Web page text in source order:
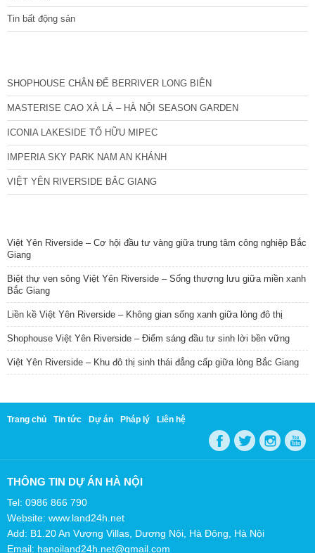
Tin bất động sản
SHOPHOUSE CHÂN ĐẾ BERRIVER LONG BIÊN
MASTERISE CAO XÀ LÁ – HÀ NỘI SEASON GARDEN
ICONIA LAKESIDE TỐ HỮU MIPEC
IMPERIA SKY PARK NAM AN KHÁNH
VIỆT YÊN RIVERSIDE BẮC GIANG
Việt Yên Riverside – Cơ hội đầu tư vàng giữa trung tâm công nghiệp Bắc
Giang
Biệt thự ven sông Việt Yên Riverside – Sống thượng lưu giữa miền xanh
Bắc Giang
Liền kề Việt Yên Riverside – Không gian sống xanh giữa lòng đô thị
Shophouse Việt Yên Riverside – Điểm sáng đầu tư sinh lời bền vững
Việt Yên Riverside – Khu đô thị sinh thái đẳng cấp giữa lòng Bắc Giang
Trang chủ Tin tức Dự án Pháp lý Liên hệ
THÔNG TIN DỰ ÁN HÀ NỘI
Tel: 0986 866 790
Website: www.land24h.net
Add: B1.20 An Vượng Villas, Dương Nội, Hà Đông, Hà Nội
Email: hanoiland24h.net@gmail.com